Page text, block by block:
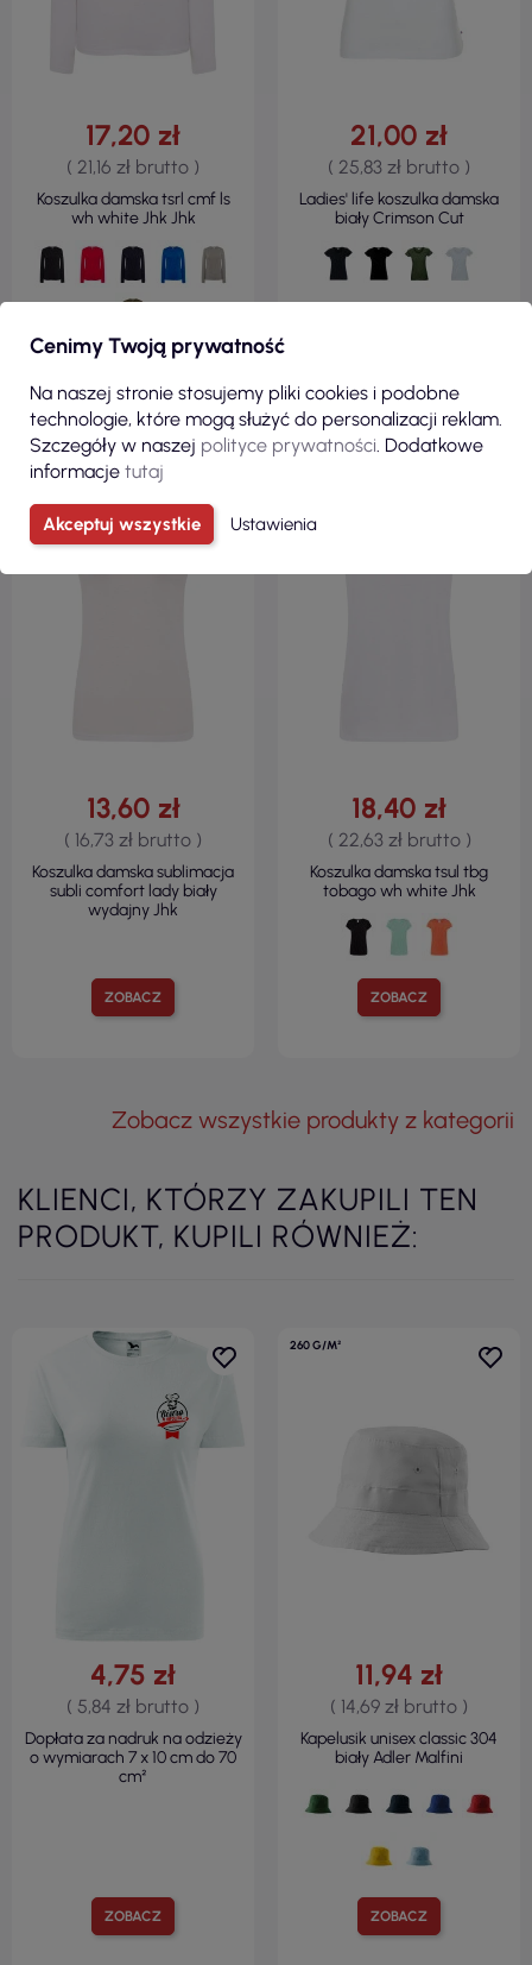
17,20 zł
( 21,16 zł brutto )
Koszulka damska tsrl cmf ls
wh white Jhk Jhk
21,00 zł
( 25,83 zł brutto )
Ladies' life koszulka damska
biały Crimson Cut
100% POLIESTER
REGULAR
150 G/M²
ZOBACZ
13,60 zł
( 16,73 zł brutto )
Koszulka damska sublimacja
subli comfort lady biały
wydajny Jhk
ZOBACZ
18,40 zł
( 22,63 zł brutto )
Koszulka damska tsul tbg
tobago wh white Jhk
Zobacz wszystkie produkty z kategorii
KLIENCI, KTÓRZY ZAKUPILI TEN
PRODUKT, KUPILI RÓWNIEŻ:
ZOBACZ
4,75 zł
( 5,84 zł brutto )
Dopłata za nadruk na odzieży
o wymiarach 7 x 10 cm do 70
cm²
260 G/M²
ZOBACZ
11,94 zł
( 14,69 zł brutto )
Kapelusik unisex classic 304
biały Adler Malfini
Cenimy Twoją prywatność
Na naszej stronie stosujemy pliki cookies i podobne
technologie, które mogą służyć do personalizacji reklam.
Szczegóły w naszej polityce prywatności. Dodatkowe
informacje tutaj
Akceptuj wszystkie Ustawienia